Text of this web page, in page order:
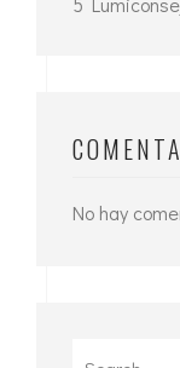
No hay